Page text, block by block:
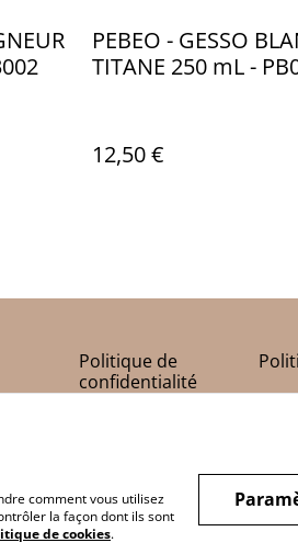
PEBEO - GESSO
TITANE 250 mL -
12,50 €
Politique de
confidentialité
comment vous utilisez
la façon dont ils sont
de cookies.